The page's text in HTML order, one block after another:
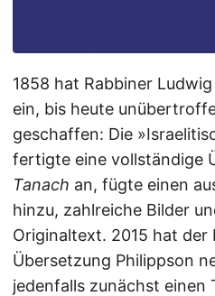
1858 hat Rabbiner Ludwig
ein, bis heute
geschaffen: Die
fertigte eine vollständige
Tanach an, fügte einen
hinzu, zahlreiche Bilder
Originaltext. 2015 hat der
Übersetzung Philippson
jedenfalls zunächst einen